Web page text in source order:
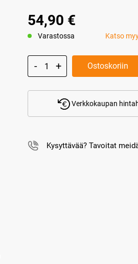
54,90 €
Varastossa Katso
Ostoskoriin
Verkkokaupan
Kysyttävää? Tavoitat